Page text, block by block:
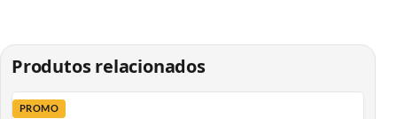
Produtos relacionados
PROMO